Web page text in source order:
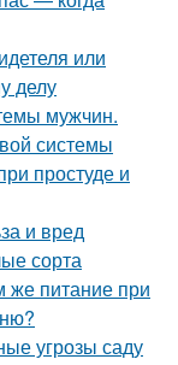
или
делу
мужчин.
системы
простуде и
и вред
сорта
же питание при
угрозы саду